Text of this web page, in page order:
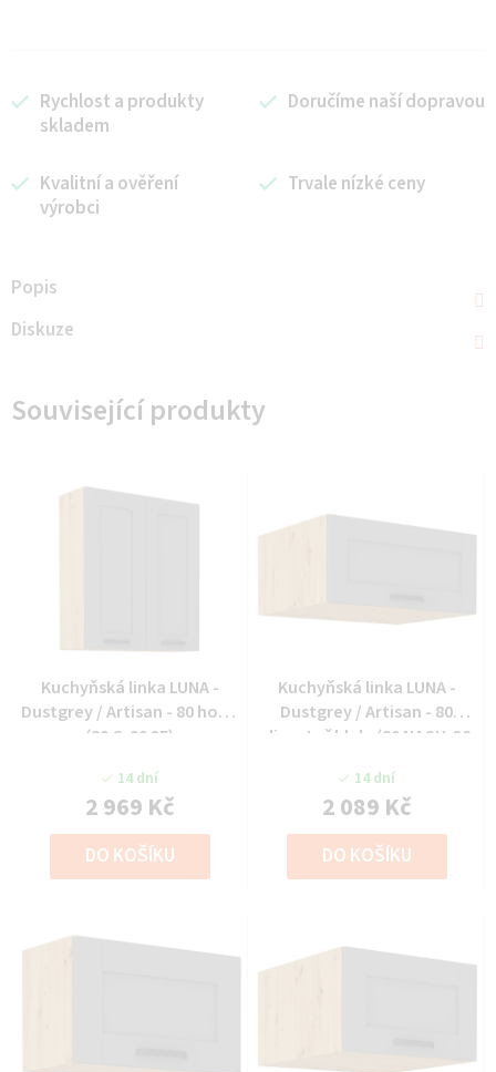
Rychlost a produkty
skladem
Doručíme naší dopravou
Kvalitní a ověření
výrobci
Trvale nízké ceny
Popis
Diskuze
Související produkty
Kuchyňská linka LUNA -
Dustgrey / Artisan - 80 horní
(80 G-90 2F)
14 dní
2 969 Kč
DO KOŠÍKU
Kuchyňská linka LUNA -
Dustgrey / Artisan - 80
digestoř hlub. (80 NAGU-36
14 dní
2 089 Kč
DO KOŠÍKU